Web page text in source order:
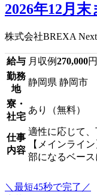
2026年12月
株式会社BREXA Next
給与 月収例270,000円
勤務
地
静岡県 静岡市
寮・
社宅
あり（無料）
仕事
内容
適性に応じて
【メインライ
部になるベー
＼最短45秒で完了／